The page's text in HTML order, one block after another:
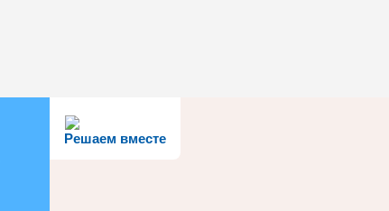
Решаем вместе